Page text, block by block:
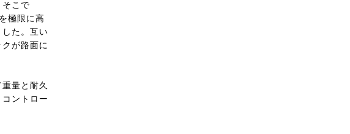
こで
極限に高
た。互い
が路面に
量と耐久
ントロー